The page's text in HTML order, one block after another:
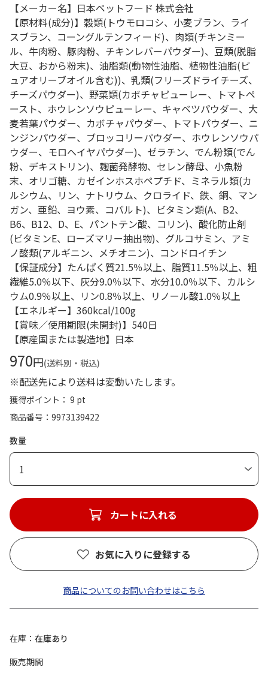
【メーカー名】日本ペットフード 株式会社
【原材料(成分)】穀類(トウモロコシ、小麦ブラン、ライ
スブラン、コーングルテンフィード)、肉類(チキンミー
ル、牛肉粉、豚肉粉、チキンレバーパウダー)、豆類(脱脂
大豆、おから粉末)、油脂類(動物性油脂、植物性油脂(ピ
ュアオリーブオイル含む))、乳類(フリーズドライチーズ、
チーズパウダー)、野菜類(カボチャピューレー、トマトペ
ースト、ホウレンソウピューレー、キャベツパウダー、大
麦若葉パウダー、カボチャパウダー、トマトパウダー、ニ
ンジンパウダー、ブロッコリーパウダー、ホウレンソウパ
ウダー、モロヘイヤパウダー)、ゼラチン、でん粉類(でん
粉、デキストリン)、麹菌発酵物、セレン酵母、小魚粉
末、オリゴ糖、カゼインホスホペプチド、ミネラル類(カ
ルシウム、リン、ナトリウム、クロライド、鉄、銅、マン
ガン、亜鉛、ヨウ素、コバルト)、ビタミン類(A、B2、
B6、B12、D、E、パントテン酸、コリン)、酸化防止剤
(ビタミンE、ローズマリー抽出物)、グルコサミン、アミ
ノ酸類(アルギニン、メチオニン)、コンドロイチン
【保証成分】たんぱく質21.5％以上、脂質11.5％以上、粗
繊維5.0％以下、灰分9.0％以下、水分10.0％以下、カルシ
ウム0.9％以上、リン0.8％以上、リノール酸1.0％以上
【エネルギー】360kcal/100g
【賞味／使用期限(未開封)】540日
【原産国または製造地】日本
970円(送料別・税込)
※配送先により送料は変動いたします。
獲得ポイント： 9 pt
商品番号
9973139422
数量
1
カートに入れる
お気に入りに登録する
商品についてのお問い合わせはこちら
在庫
在庫あり
販売期間